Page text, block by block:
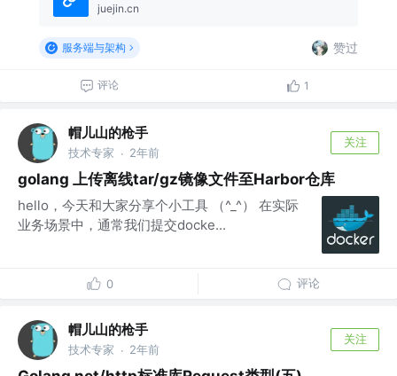
juejin.cn
服务端与架构 赞过
评论 1
帽儿山的枪手
技术专家 · 2年前
关注
golang 上传离线tar/gz镜像文件至Harbor仓库
hello，今天和大家分享个小工具 （^_^） 在实际
业务场景中，通常我们提交docke...
0 评论
帽儿山的枪手
技术专家 · 2年前
关注